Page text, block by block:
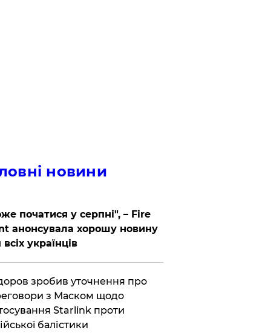
новини
початися у серпні", – Fire
анонсувала хорошу новину
українців
зробив уточнення про
з Маском щодо
Starlink проти
балістики